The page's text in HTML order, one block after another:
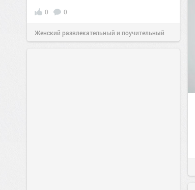
0 0
Женский развлекательный и поучительный